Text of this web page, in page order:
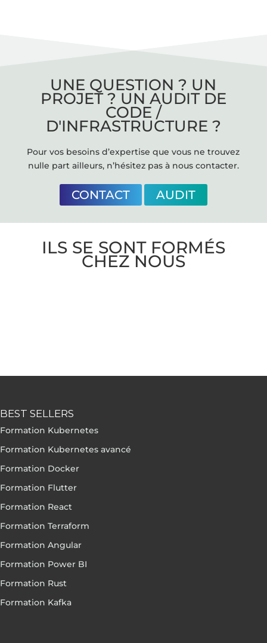
UNE QUESTION ? UN
PROJET ? UN AUDIT DE
CODE /
D'INFRASTRUCTURE ?
Pour vos besoins d’expertise que vous ne trouvez
nulle part ailleurs, n’hésitez pas à nous contacter.
CONTACT AUDIT
ILS SE SONT FORMÉS
CHEZ NOUS
BEST SELLERS
Formation Kubernetes
Formation Kubernetes avancé
Formation Docker
Formation Flutter
Formation React
Formation Terraform
Formation Angular
Formation Power BI
Formation Rust
Formation Kafka